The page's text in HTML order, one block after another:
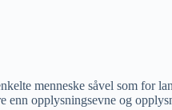
menneske såvel som for
opplysningsevne og